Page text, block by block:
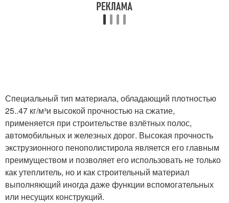
Специальный тип материала, обладающий плотностью
25..47 кг/м³и высокой прочностью на сжатие,
применяется при строительстве взлётных полос,
автомобильных и железных дорог. Высокая прочность
экструзионного пенополистирола является его главным
преимуществом и позволяет его использовать не только
как утеплитель, но и как строительный материал
выполняющий иногда даже функции вспомогательных
или несущих конструкций.